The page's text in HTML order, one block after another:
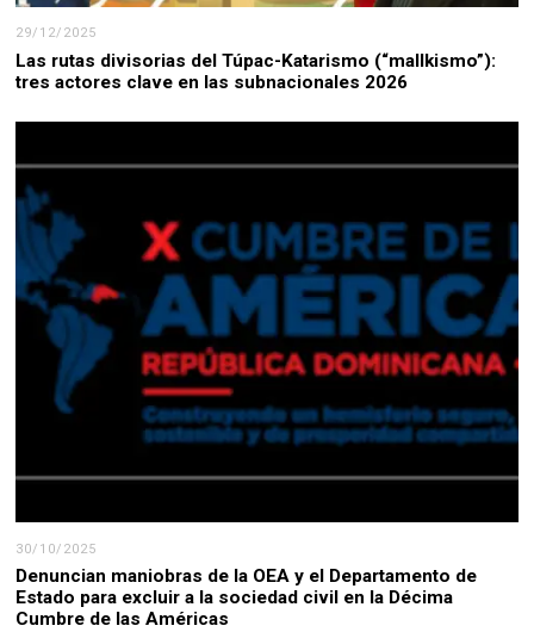
29/12/2025
Las rutas divisorias del Túpac-Katarismo (“mallkismo”):
tres actores clave en las subnacionales 2026
30/10/2025
Denuncian maniobras de la OEA y el Departamento de
Estado para excluir a la sociedad civil en la Décima
Cumbre de las Américas